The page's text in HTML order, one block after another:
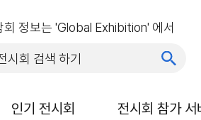
회 정보는 'Global Exhibition' 에서
인기 전시회 전시회 참가 서